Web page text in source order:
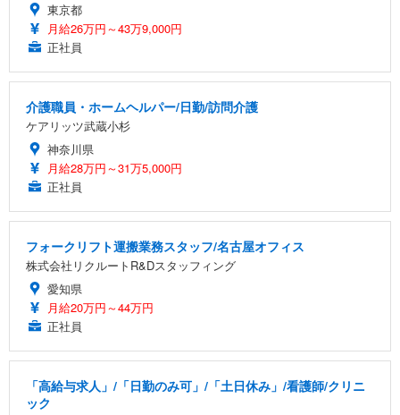
東京都
月給26万円～43万9,000円
正社員
介護職員・ホームヘルパー/日勤/訪問介護
ケアリッツ武蔵小杉
神奈川県
月給28万円～31万5,000円
正社員
フォークリフト運搬業務スタッフ/名古屋オフィス
株式会社リクルートR&Dスタッフィング
愛知県
月給20万円～44万円
正社員
「高給与求人」/「日勤のみ可」/「土日休み」/看護師/クリニ
ック